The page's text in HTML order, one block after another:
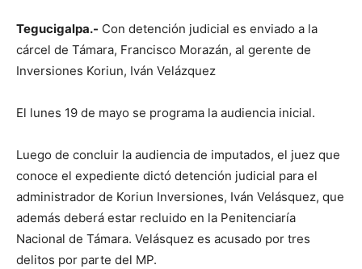
Tegucigalpa.- Con detención judicial es enviado a la
cárcel de Támara, Francisco Morazán, al gerente de
Inversiones Koriun, Iván Velázquez
El lunes 19 de mayo se programa la audiencia inicial.
Luego de concluir la audiencia de imputados, el juez que
conoce el expediente dictó detención judicial para el
administrador de Koriun Inversiones, Iván Velásquez, que
además deberá estar recluido en la Penitenciaría
Nacional de Támara. Velásquez es acusado por tres
delitos por parte del MP.